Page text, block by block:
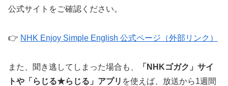
公式サイトをご確認ください。
👉 NHK Enjoy Simple English 公式ページ（外部リンク）
また、聞き逃してしまった場合も、
「NHKゴガク」サイ
トや「らじる★らじる」アプリ を使えば、放送から1週間